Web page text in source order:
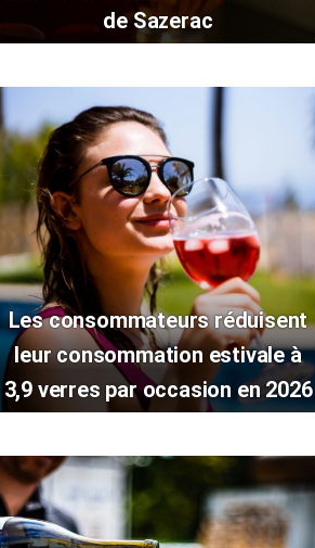
de Sazerac
Les consommateurs réduisent
leur consommation estivale à
3,9 verres par occasion en 2026